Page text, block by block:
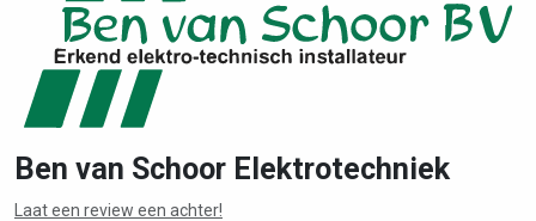
Ben van Schoor Elektrotechniek
Laat een review een achter!